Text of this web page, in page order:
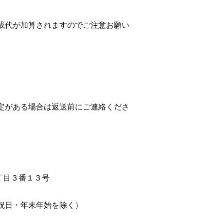
が加算されますのでご注意お願い
ある場合は返送前にご連絡くださ
３番１３号
・年末年始を除く）